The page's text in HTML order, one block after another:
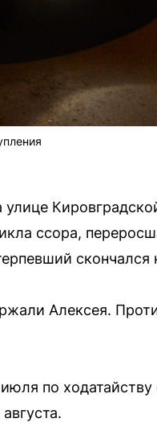
ссора,
скончался
Алексея.
по